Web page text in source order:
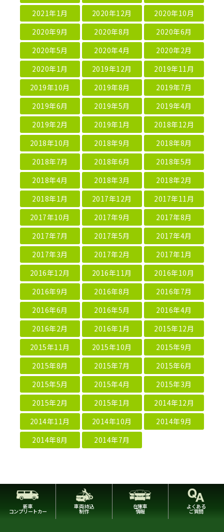
2021年1月
2020年12月
2020年10月
2020年9月
2020年8月
2020年6月
2020年5月
2020年4月
2020年2月
2020年1月
2019年12月
2019年11月
2019年10月
2019年8月
2019年7月
2019年6月
2019年5月
2019年4月
2019年2月
2019年1月
2018年12月
2018年10月
2018年9月
2018年8月
2018年7月
2018年6月
2018年5月
2018年4月
2018年3月
2018年2月
2018年1月
2017年12月
2017年11月
2017年10月
2017年9月
2017年8月
2017年7月
2017年5月
2017年4月
2017年3月
2017年2月
2017年1月
2016年12月
2016年11月
2016年10月
2016年9月
2016年8月
2016年7月
2016年6月
2016年5月
2016年4月
2016年2月
2016年1月
2015年12月
2015年11月
2015年10月
2015年9月
2015年8月
2015年7月
2015年6月
2015年5月
2015年4月
2015年3月
2015年2月
2015年1月
2014年12月
2014年11月
2014年10月
2014年9月
2014年8月
2014年7月
新車
コンプリートカー
車両持込
制作
在庫車
情報
よくある
ご質問